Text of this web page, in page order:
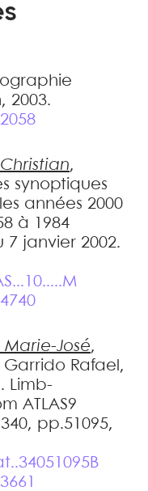
2003.
Christian,
synoptiques
années 2000
à 1984
7 janvier 2002.
Marie-José,
Garrido Rafael ,
. Limb-
ATLAS9
340, pp.51095,